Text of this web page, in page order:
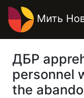
Мить
ДБР
personnel
the